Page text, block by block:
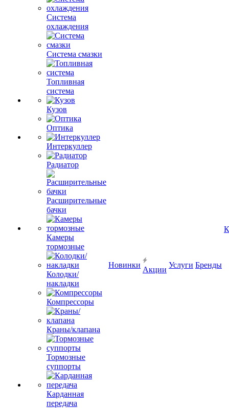
Система
охлаждения
Система смазки
Топливная
система
Кузов
Оптика
Интеркуллер
Радиатор
Расширительные
бачки
Камеры
тормозные
Колодки/
накладки
Компрессоры
Краны/клапана
Тормозные
суппорты
Карданная
передача
Новинки
Акции
Услуги Бренды